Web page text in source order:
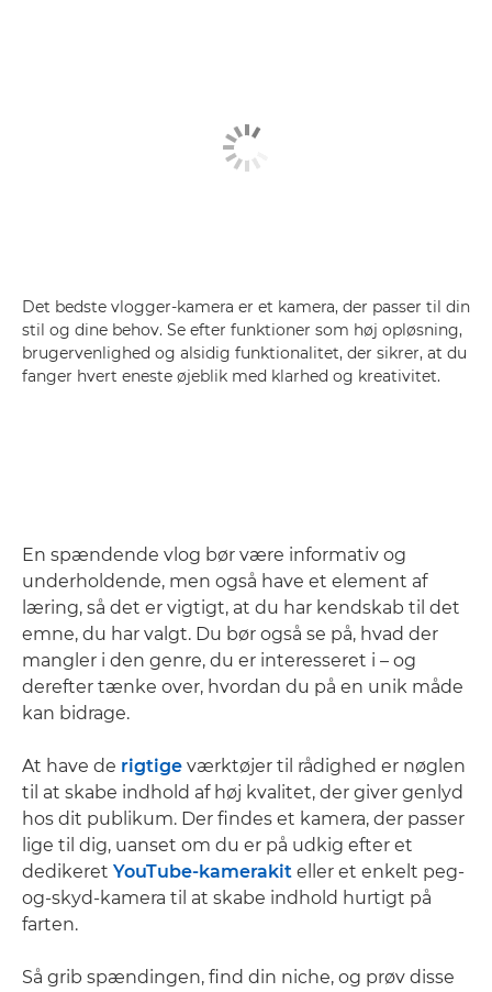
Det bedste vlogger-kamera er et kamera, der passer til din
stil og dine behov. Se efter funktioner som høj opløsning,
brugervenlighed og alsidig funktionalitet, der sikrer, at du
fanger hvert eneste øjeblik med klarhed og kreativitet.
En spændende vlog bør være informativ og
underholdende, men også have et element af
læring, så det er vigtigt, at du har kendskab til det
emne, du har valgt. Du bør også se på, hvad der
mangler i den genre, du er interesseret i – og
derefter tænke over, hvordan du på en unik måde
kan bidrage.
At have de rigtige værktøjer til rådighed er nøglen
til at skabe indhold af høj kvalitet, der giver genlyd
hos dit publikum. Der findes et kamera, der passer
lige til dig, uanset om du er på udkig efter et
dedikeret YouTube-kamerakit eller et enkelt peg-
og-skyd-kamera til at skabe indhold hurtigt på
farten.
Så grib spændingen, find din niche, og prøv disse